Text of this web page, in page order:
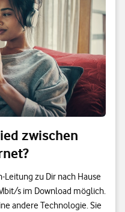
zwischen
Leitung zu Dir nach Hause
s im Download möglich.
andere Technologie. Sie